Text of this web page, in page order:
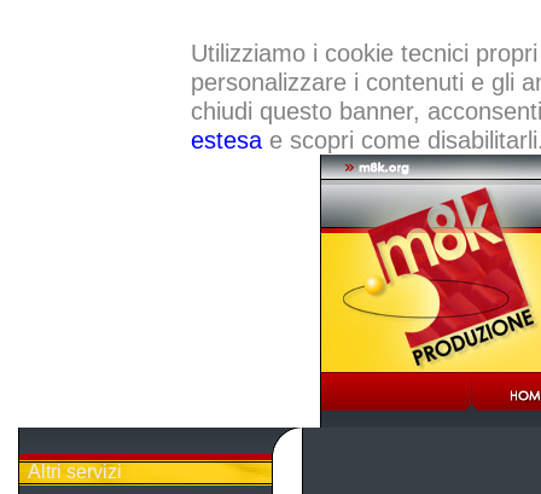
Utilizziamo i cookie tecnici
personalizzare i contenuti e gli
chiudi questo banner,
estesae scopri come
Altri servizi